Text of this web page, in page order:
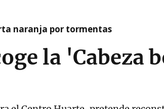
naranja por tormentas
la 'Cabeza